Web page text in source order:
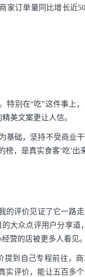
家订单量同比增长近
特别在“吃”这件事上
美文案更让人信。
基础，坚持不受商业
榜，是真实食客‘吃’出
的评价见证了它一路
大众点评用户分享道
营的店被更多人看见
提到自己专程前往，
实评价，能让五百多